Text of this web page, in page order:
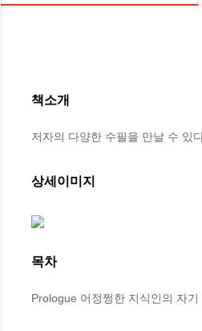
책소개
저자의 다양한 수필을 만날 수 있
상세이미지
목차
Prologue 어정쩡한 지식인의 자기